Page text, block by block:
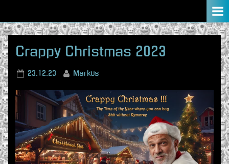
to
content
Crappy Christmas 2023
Posted
23.12.23 By
Markus